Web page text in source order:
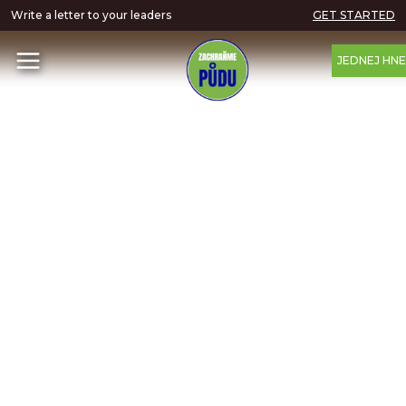
Write a letter to your leaders GET STARTED
JEDNEJ